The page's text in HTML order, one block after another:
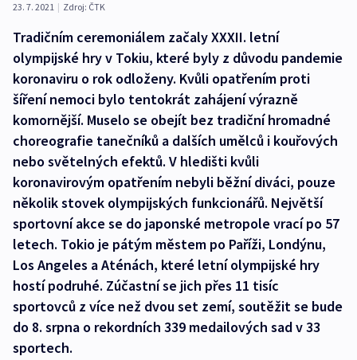
23. 7. 2021 | Zdroj: ČTK
Tradičním ceremoniálem začaly XXXII. letní
olympijské hry v Tokiu, které byly z důvodu pandemie
koronaviru o rok odloženy. Kvůli opatřením proti
šíření nemoci bylo tentokrát zahájení výrazně
komornější. Muselo se obejít bez tradiční hromadné
choreografie tanečníků a dalších umělců i kouřových
nebo světelných efektů. V hledišti kvůli
koronavirovým opatřením nebyli běžní diváci, pouze
několik stovek olympijských funkcionářů. Největší
sportovní akce se do japonské metropole vrací po 57
letech. Tokio je pátým městem po Paříži, Londýnu,
Los Angeles a Aténách, které letní olympijské hry
hostí podruhé. Zúčastní se jich přes 11 tisíc
sportovců z více než dvou set zemí, soutěžit se bude
do 8. srpna o rekordních 339 medailových sad v 33
sportech.